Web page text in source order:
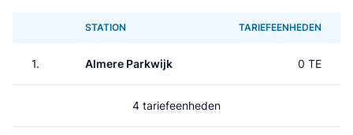
STATION TARIEFEENHEDEN
1. Almere Parkwijk 0 TE
4 tariefeenheden